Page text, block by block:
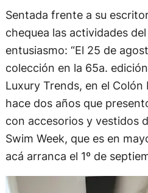
Sentada frente a su
chequea las actividades
entusiasmo: “El 25 de
colección en la 65a.
Luxury Trends, en el Colón
hace dos años que
con accesorios y vestidos
Swim Week, que es en
acá arranca el 1º de